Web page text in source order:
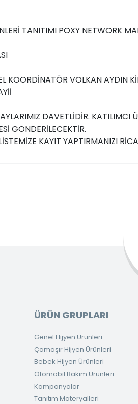
TANITIMI POXY NETWORK
KOORDİNATÖR VOLKAN AYDIN
DAVETLİDİR. KATILIMCI
GÖNDERİLECEKTİR.
KAYIT YAPTIRMANIZI
ÜRÜN GRUPLARI
Genel Hijyen Ürünleri
Çamaşır Hijyen Ürünleri
Bebek Hijyen Ürünleri
Otomobil Bakım Ürünleri
Kampanyalar
Tanıtım Materyalleri